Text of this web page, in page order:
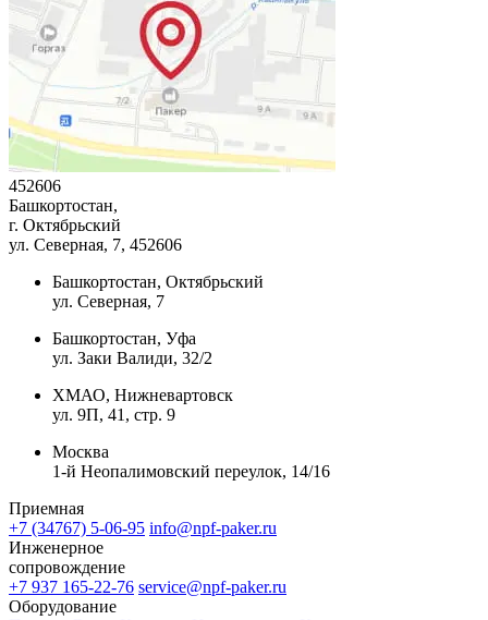
452606
Башкортостан,
г. Октябрьский
ул. Северная, 7, 452606
Башкортостан, Октябрьский
ул. Северная, 7
Башкортостан, Уфа
ул. Заки Валиди, 32/2
ХМАО, Нижневартовск
ул. 9П, 41, стр. 9
Москва
1-й Неопалимовский переулок, 14/16
Приемная
+7 (34767) 5-06-95 info@npf-paker.ru
Инженерное
сопровождение
+7 937 165-22-76 service@npf-paker.ru
Оборудование